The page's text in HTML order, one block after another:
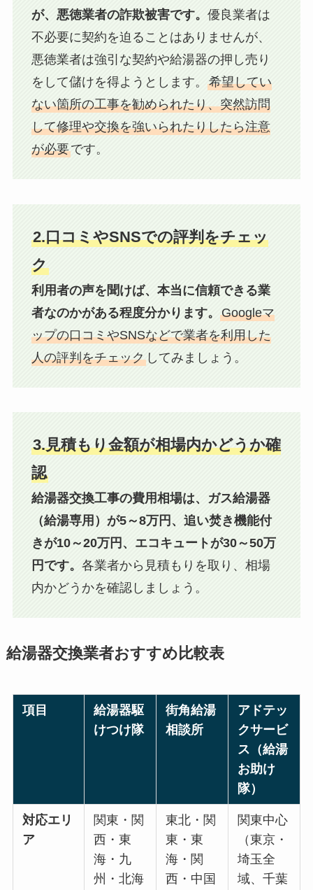
が、悪徳業者の詐欺被害です。 優良業者は
不必要に契約を迫ることはありませんが、
悪徳業者は強引な契約や給湯器の押し売り
をして儲けを得ようとします。 希望してい
ない箇所の工事を勧められたり、突然訪問
して修理や交換を強いられたりしたら注意
が必要です。
2.口コミやSNSでの評判をチェッ
ク
利用者の声を聞けば、本当に信頼できる業
者なのかがある程度分かります。 Googleマ
ップの口コミやSNSなどで業者を利用した
人の評判をチェックしてみましょう。
3.見積もり金額が相場内かどうか確
認
給湯器交換工事の費用相場は、ガス給湯器
（給湯専用）が5～8万円、追い焚き機能付
きが10～20万円、エコキュートが30～50万
円です。 各業者から見積もりを取り、相場
内かどうかを確認しましょう。
給湯器交換業者おすすめ比較表
項目
給湯器駆
けつけ隊
街角給湯
相談所
アドテッ
クサービ
ス（給湯
お助け
隊）
対応エリ
ア
関東・関
西・東
海・九
州・北海
東北・関
東・東
海・関
西・中国
関東中心
（東京・
埼玉全
域、千葉